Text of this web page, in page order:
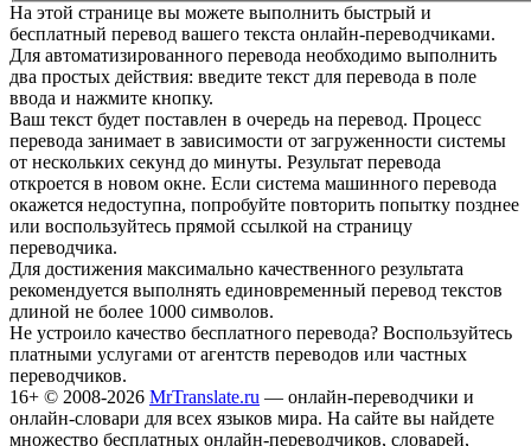
На этой странице вы можете выполнить быстрый и
бесплатный перевод вашего текста онлайн-переводчиками.
Для автоматизированного перевода необходимо выполнить
два простых действия: введите текст для перевода в поле
ввода и нажмите кнопку.
Ваш текст будет поставлен в очередь на перевод. Процесс
перевода занимает в зависимости от загруженности системы
от нескольких секунд до минуты. Результат перевода
откроется в новом окне. Если система машинного перевода
окажется недоступна, попробуйте повторить попытку позднее
или воспользуйтесь прямой ссылкой на страницу
переводчика.
Для достижения максимально качественного результата
рекомендуется выполнять единовременный перевод текстов
длиной не более 1000 символов.
Не устроило качество бесплатного перевода? Воспользуйтесь
платными услугами от агентств переводов или частных
переводчиков.
16+ © 2008-2026 MrTranslate.ru — онлайн-переводчики и
онлайн-словари для всех языков мира. На сайте вы найдете
множество бесплатных онлайн-переводчиков, словарей,